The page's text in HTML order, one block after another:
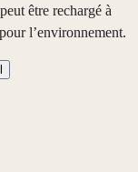
être rechargé à
l’environnement.